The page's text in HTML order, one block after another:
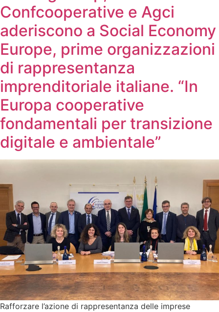
Confcooperative e Agci
aderiscono a Social Economy
Europe, prime organizzazioni
di rappresentanza
imprenditoriale italiane. “In
Europa cooperative
fondamentali per transizione
digitale e ambientale”
Rafforzare l’azione di rappresentanza delle imprese